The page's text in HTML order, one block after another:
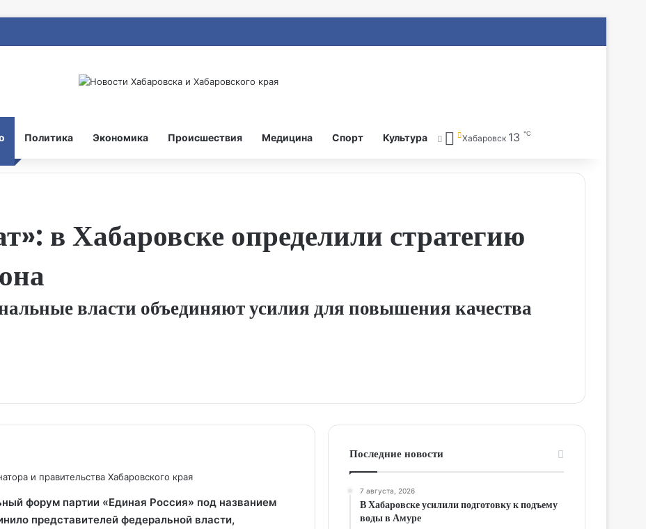
Политика Экономика Происшествия Медицина Спорт Культура Хабаровск 13 ℃
в Хабаровске определили стратегию
власти объединяют усилия для повышения качества
и правительства Хабаровского края
форум партии «Единая Россия» под названием
представителей федеральной власти,
Последние новости
7 августа, 2026
В Хабаровске усилили подготовку к подъему
воды в Амуре